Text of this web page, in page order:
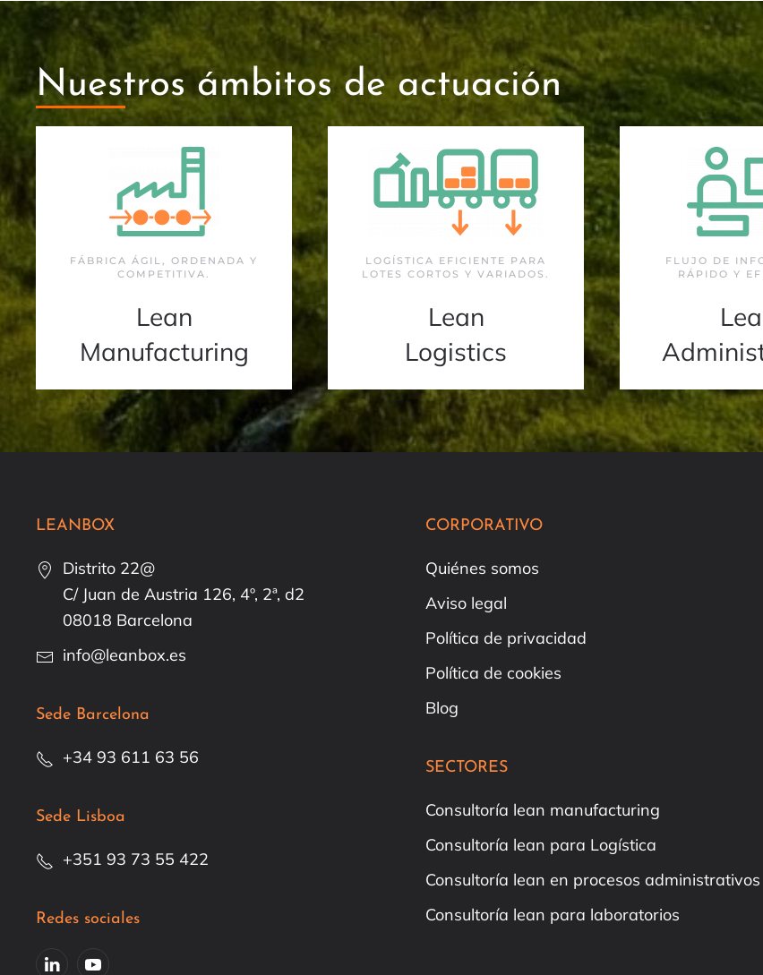
Nuestros ámbitos de actuación
FÁBRICA ÁGIL, ORDENADA Y
COMPETITIVA.
Lean
Manufacturing
LOGÍSTICA EFICIENTE PARA
LOTES CORTOS Y VARIADOS.
Lean
Logistics
FLUJO DE
RÁPIDO Y
LEANBOX
Distrito 22@
C/ Juan de Austria 126, 4º, 2ª, d2
08018 Barcelona
info@leanbox.es
Sede Barcelona
+34 93 611 63 56
Sede Lisboa
+351 93 73 55 422
Redes sociales
CORPORATIVO
Quiénes somos
Aviso legal
Política de privacidad
Política de cookies
Blog
SECTORES
Consultoría lean manufacturing
Consultoría lean para Logística
Consultoría lean en procesos administrativos
Consultoría lean para laboratorios